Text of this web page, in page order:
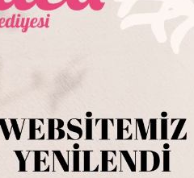
cm - Kuş Figürlü Metal Servis
Gold Oval
28x15x14
Servis
Stok Kodu P364.807926